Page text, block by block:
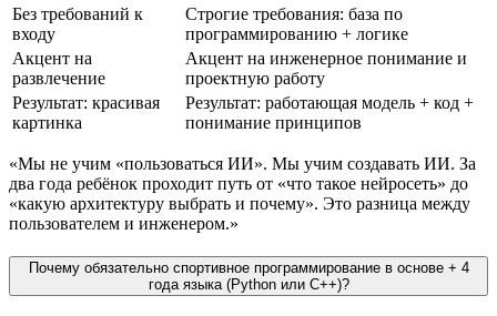
Без требований к
входу
Строгие требования: база по
программированию + логике
Акцент на
развлечение
Акцент на инженерное понимание и
проектную работу
Результат: красивая
картинка
Результат: работающая модель + код +
понимание принципов
«Мы не учим «пользоваться ИИ». Мы учим создавать ИИ. За
два года ребёнок проходит путь от «что такое нейросеть» до
«какую архитектуру выбрать и почему». Это разница между
пользователем и инженером.»
Почему обязательно спортивное программирование в основе + 4
года языка (Python или C++)?